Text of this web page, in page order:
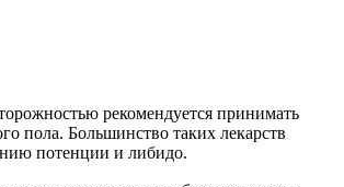
рекомендуется принимать
пола. Большинство таких лекарств
потенции и либидо.